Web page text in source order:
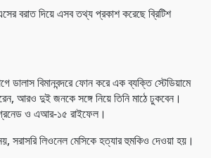
বরাত দিয়ে এসব তথ্য প্রকাশ করেছে ব্রিটিশ
ডালাস বিমানবন্দরে ফোন করে এক ব্যক্তি স্টেডিয়ামে
আরও দুই জনকে সঙ্গে নিয়ে তিনি মাঠে ঢুকবেন।
ও এআর-১৫ রাইফেল।
সরাসরি লিওনেল মেসিকে হত্যার হুমকিও দেওয়া হয়।